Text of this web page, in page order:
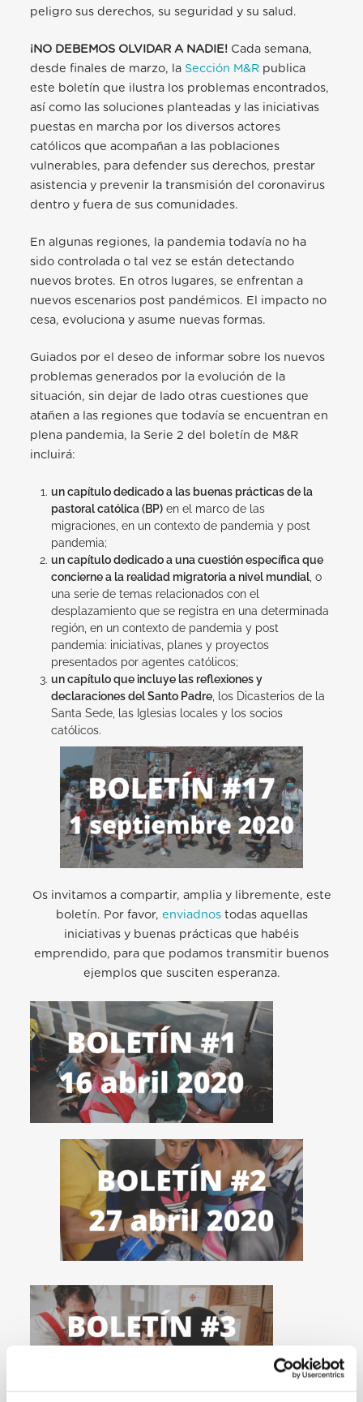
peligro sus derechos, su seguridad y su salud.
¡NO DEBEMOS OLVIDAR A NADIE! Cada semana,
desde finales de marzo, la Sección M&R publica
este boletín que ilustra los problemas encontrados,
así como las soluciones planteadas y las iniciativas
puestas en marcha por los diversos actores
católicos que acompañan a las poblaciones
vulnerables, para defender sus derechos, prestar
asistencia y prevenir la transmisión del coronavirus
dentro y fuera de sus comunidades.
En algunas regiones, la pandemia todavía no ha
sido controlada o tal vez se están detectando
nuevos brotes. En otros lugares, se enfrentan a
nuevos escenarios post pandémicos. El impacto no
cesa, evoluciona y asume nuevas formas.
Guiados por el deseo de informar sobre los nuevos
problemas generados por la evolución de la
situación, sin dejar de lado otras cuestiones que
atañen a las regiones que todavía se encuentran en
plena pandemia, la Serie 2 del boletín de M&R
incluirá:
uncapítulo dedicado a las buenas prácticas de la
pastoral católica (BP) en el marco de las
migraciones, en un contexto de pandemia y post
pandemia;
un capítulo dedicado a una cuestión específica que
concierne a la realidad migratoria a nivel mundial , o
una serie de temas relacionados con el
desplazamiento que se registra en una determinada
región, en un contexto de pandemia y post
pandemia: iniciativas, planes y proyectos
presentados por agentes católicos;
un capítulo que incluye las reflexiones y
declaraciones del Santo Padre , los Dicasterios de la
Santa Sede, las Iglesias locales y los socios
católicos.
Os invitamos a compartir, amplia y libremente, este
boletín. Por favor, enviadnostodas aquellas
iniciativas y buenas prácticas que habéis
emprendido, para que podamos transmitir buenos
ejemplos que susciten esperanza.